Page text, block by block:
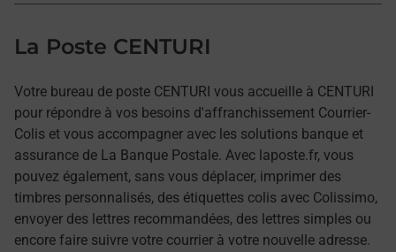
La Poste CENTURI
Votre bureau de poste CENTURI vous accueille à CENTURI
pour répondre à vos besoins d'affranchissement Courrier-
Colis et vous accompagner avec les solutions banque et
assurance de La Banque Postale. Avec laposte.fr, vous
pouvez également, sans vous déplacer, imprimer des
timbres personnalisés, des étiquettes colis avec Colissimo,
envoyer des lettres recommandées, des lettres simples ou
encore faire suivre votre courrier à votre nouvelle adresse.